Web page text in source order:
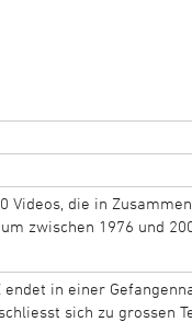
Videos, die in
zwischen 1976 und
in einer
sich zu grossen